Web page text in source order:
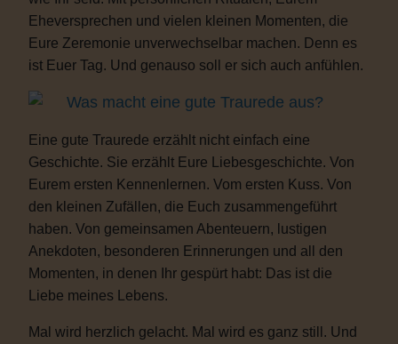
Eheversprechen und vielen kleinen Momenten, die
Eure Zeremonie unverwechselbar machen. Denn es
ist Euer Tag. Und genauso soll er sich auch anfühlen.
Was macht eine gute Traurede aus?
Eine gute Traurede erzählt nicht einfach eine
Geschichte. Sie erzählt Eure Liebesgeschichte. Von
Eurem ersten Kennenlernen. Vom ersten Kuss. Von
den kleinen Zufällen, die Euch zusammengeführt
haben. Von gemeinsamen Abenteuern, lustigen
Anekdoten, besonderen Erinnerungen und all den
Momenten, in denen Ihr gespürt habt: Das ist die
Liebe meines Lebens.
Mal wird herzlich gelacht. Mal wird es ganz still. Und